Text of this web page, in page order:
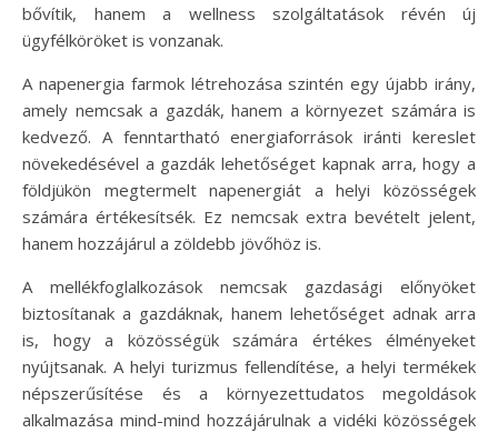
bővítik, hanem a wellness szolgáltatások révén új
ügyfélköröket is vonzanak.
A napenergia farmok létrehozása szintén egy újabb irány,
amely nemcsak a gazdák, hanem a környezet számára is
kedvező. A fenntartható energiaforrások iránti kereslet
növekedésével a gazdák lehetőséget kapnak arra, hogy a
földjükön megtermelt napenergiát a helyi közösségek
számára értékesítsék. Ez nemcsak extra bevételt jelent,
hanem hozzájárul a zöldebb jövőhöz is.
A mellékfoglalkozások nemcsak gazdasági előnyöket
biztosítanak a gazdáknak, hanem lehetőséget adnak arra
is, hogy a közösségük számára értékes élményeket
nyújtsanak. A helyi turizmus fellendítése, a helyi termékek
népszerűsítése és a környezettudatos megoldások
alkalmazása mind-mind hozzájárulnak a vidéki közösségek